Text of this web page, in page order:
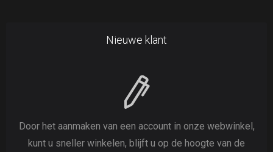
Nieuwe klant
Door het aanmaken van een account in onze webwinkel,
kunt u sneller winkelen, blijft u op de hoogte van de